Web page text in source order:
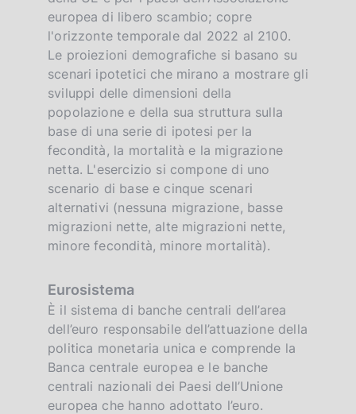
europea di libero scambio; copre
l'orizzonte temporale dal 2022 al 2100.
Le proiezioni demografiche si basano su
scenari ipotetici che mirano a mostrare gli
sviluppi delle dimensioni della
popolazione e della sua struttura sulla
base di una serie di ipotesi per la
fecondità, la mortalità e la migrazione
netta. L'esercizio si compone di uno
scenario di base e cinque scenari
alternativi (nessuna migrazione, basse
migrazioni nette, alte migrazioni nette,
minore fecondità, minore mortalità).
Eurosistema
È il sistema di banche centrali dell’area
dell’euro responsabile dell’attuazione della
politica monetaria unica e comprende la
Banca centrale europea e le banche
centrali nazionali dei Paesi dell’Unione
europea che hanno adottato l’euro.